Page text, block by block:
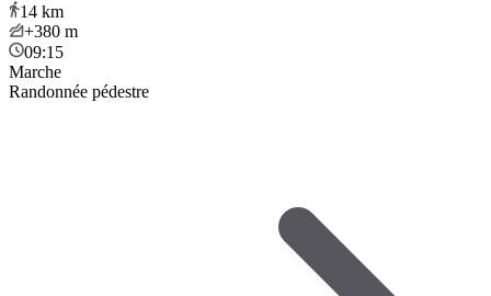
14 km
+380 m
09:15
Marche
Randonnée pédestre